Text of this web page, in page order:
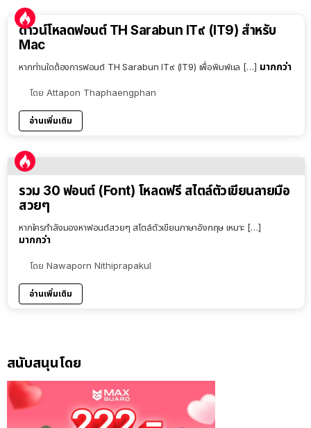
ดาวน์โหลดฟอนต์ TH Sarabun IT๙ (IT9) สำหรับ
Mac
หากท่านใดต้องการฟอนต์ TH Sarabun IT๙ (IT9) เพื่อพิมพ์แล […] มากกว่า
โดย Attapon Thaphaengphan
อ่านเพิ่มเติม
รวม 30 ฟอนต์ (Font) โหลดฟรี สไตล์ตัวเขียนลายมือ
สวยๆ
หากใครกำลังมองหาฟอนต์สวยๆ สไตล์ตัวเขียนภาษาอังกฤษ เหมาะ […]
มากกว่า
โดย Nawaporn Nithiprapakul
อ่านเพิ่มเติม
สนับสนุนโดย